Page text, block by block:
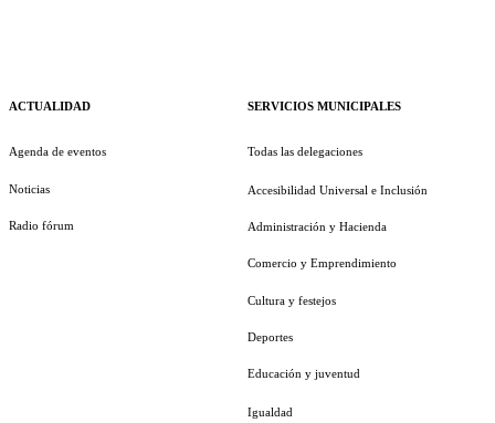
ACTUALIDAD
Agenda de eventos
Noticias
Radio fórum
SERVICIOS MUNICIPALES
Todas las delegaciones
Accesibilidad Universal e Inclusión
Administración y Hacienda
Comercio y Emprendimiento
Cultura y festejos
Deportes
Educación y juventud
Igualdad